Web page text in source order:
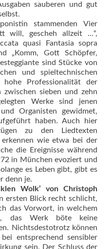
sauberen und gut
stammenden Vier
will, gescheh allzeit …“,
quasi Fantasia sopra
„Komm, Gott Schöpfer,
sind Stücke von
und spieltechnischen
Professionalität der
sieben und zehn
Werke sind jenen
Organisten gewidmet,
haben. Auch hier
zu den Liedtexten
erkennen wie etwa bei der
die Ereignisse während
in München evoziert und
es Leben gibt, gibt es
denn je.
Wolk’ von Christoph
ersten Blick recht schlicht,
das Vorwort, in welchem
das Werk böte keine
Nichts­destotrotz können
entsprechend sensib­ler
sein. Der Schluss der